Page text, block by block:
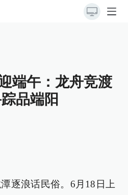
端午：龙舟竞渡
品端阳
逐浪话民俗。6月18日上